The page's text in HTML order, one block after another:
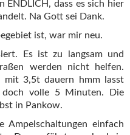
dass es sich hier
Na Gott sei Dank.
ist, war mir neu.
Es ist zu langsam und
werden nicht helfen.
mit 3,5t dauern hmm lasst
doch volle 5 Minuten. Die
in Pankow.
einfach